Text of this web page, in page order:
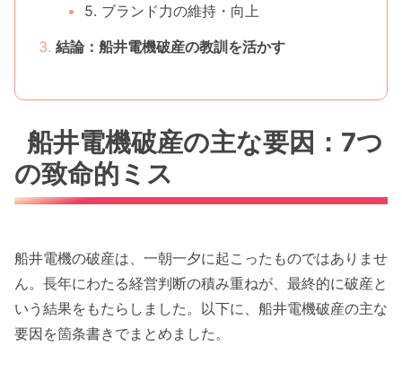
5. ブランド力の維持・向上
結論：船井電機破産の教訓を活かす
船井電機破産の主な要因：7つ
の致命的ミス
船井電機の破産は、一朝一夕に起こったものではありませ
ん。長年にわたる経営判断の積み重ねが、最終的に破産と
いう結果をもたらしました。以下に、船井電機破産の主な
要因を箇条書きでまとめました。